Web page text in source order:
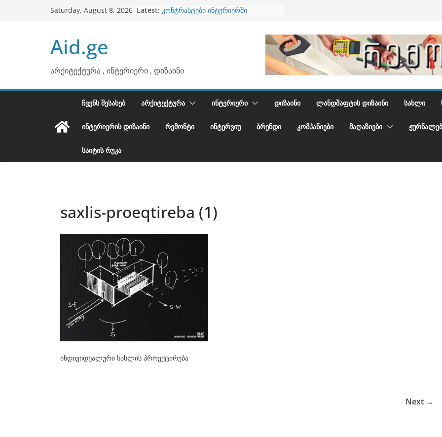
Saturday, August 8, 2026 Latest: კონტრასტები ინტერიერში
Aid.ge
არქიტექტურა , ინტერიერი , დიზაინი
ᲩᲕᲔᲜᲡ ᲨᲔᲡᲐᲮᲔᲑ ᲐᲠᲥᲘᲢᲔᲥᲢᲣᲠᲐ ᲘᲜᲢᲔᲠᲘᲔᲠᲘ ᲓᲘᲖᲐᲘᲜᲘ ᲚᲐᲜᲓᲨᲐᲤᲢᲘᲡ ᲓᲘᲖᲐᲘᲜᲘ ᲡᲐᲮᲚᲘ
ᲘᲜᲢᲔᲠᲘᲔᲠᲘᲡ ᲓᲘᲖᲐᲘᲜᲘ ᲠᲔᲛᲝᲜᲢᲘ ᲘᲜᲢᲔᲠᲕᲘᲣ ᲑᲠᲔᲜᲓᲘ ᲙᲝᲛᲞᲐᲜᲘᲔᲑᲘ ᲛᲐᲦᲐᲖᲘᲔᲑᲘ
ᲡᲐᲘᲢᲘᲡ ᲠᲣᲙᲐ
saxlis-proeqtireba (1)
ინდივიდუალური სახლის პროექტირება
Next →